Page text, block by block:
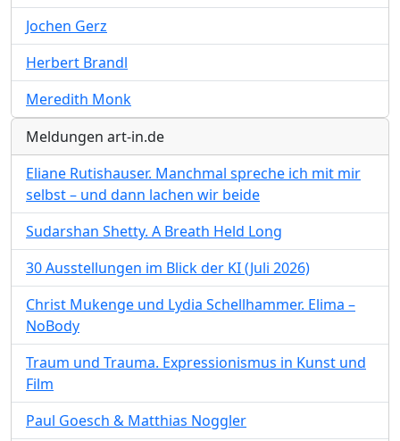
Jochen Gerz
Herbert Brandl
Meredith Monk
Meldungen art-in.de
Eliane Rutishauser. Manchmal spreche ich mit mir
selbst – und dann lachen wir beide
Sudarshan Shetty. A Breath Held Long
30 Ausstellungen im Blick der KI (Juli 2026)
Christ Mukenge und Lydia Schellhammer. Elima –
NoBody
Traum und Trauma. Expressionismus in Kunst und
Film
Paul Goesch & Matthias Noggler